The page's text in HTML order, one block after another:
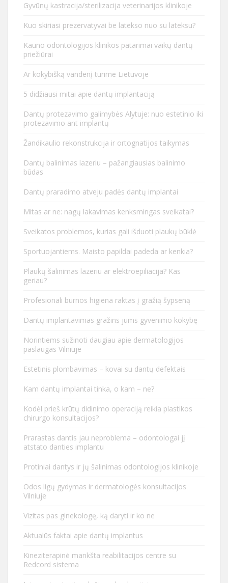
Gyvūnų kastracija/sterilizacija veterinarijos klinikoje
Kuo skiriasi prezervatyvai be latekso nuo su lateksu?
Kauno odontologijos klinikos patarimai vaikų dantų
priežiūrai
Ar kokybišką vandenį turime Lietuvoje
5 didžiausi mitai apie dantų implantaciją
Dantų protezavimo galimybės Alytuje: nuo estetinio iki
protezavimo ant implantų
Žandikaulio rekonstrukcija ir ortognatijos taikymas
Dantų balinimas lazeriu – pažangiausias balinimo
būdas
Dantų praradimo atveju padės dantų implantai
Mitas ar ne: nagų lakavimas kenksmingas sveikatai?
Sveikatos problemos, kurias gali išduoti plaukų būklė
Sportuojantiems. Maisto papildai padeda ar kenkia?
Plaukų šalinimas lazeriu ar elektroepiliacija? Kas
geriau?
Profesionali burnos higiena raktas į gražią šypseną
Dantų implantavimas gražins jums gyvenimo kokybę
Norintiems sužinoti daugiau apie dermatologijos
paslaugas Vilniuje
Estetinis plombavimas – kovai su dantų defektais
Kam dantų implantai tinka, o kam – ne?
Kodėl prieš krūtų didinimo operaciją reikia plastikos
chirurgo konsultacijos?
Prarastas dantis jau neproblema – odontologai jį
atstato danties implantu
Protiniai dantys ir jų šalinimas odontologijos klinikoje
Odos ligų gydymas ir dermatologės konsultacijos
Vilniuje
Vizitas pas ginekologę, ką daryti ir ko ne
Aktualūs faktai apie dantų implantus
Kineziterapinė mankšta reabilitacijos centre su
Redcord sistema